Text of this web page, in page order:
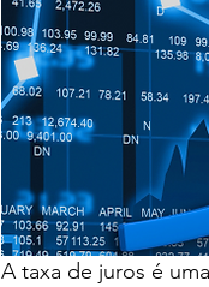
A taxa de juros é